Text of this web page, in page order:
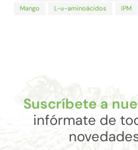
Mango
L-α-aminoácidos IPM
Suscríbete a
infórmate de